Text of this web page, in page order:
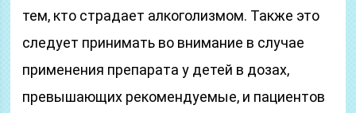
тем, кто страдает алкоголизмом. Также это
следует принимать во внимание в случае
применения препарата у детей в дозах,
превышающих рекомендуемые, и пациентов